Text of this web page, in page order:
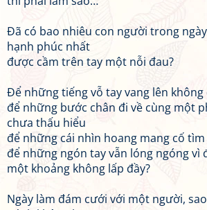
Đã có bao nhiêu con người trong ngày
hạnh phúc nhất
được cầm trên tay một nỗi đau?
Để những tiếng vỗ tay vang lên không
để những bước chân đi về cùng một
chưa thấu hiểu
để những cái nhìn hoang mang cố
để những ngón tay vẫn lóng ngóng vì
một khoảng không lấp đầy?
Ngày làm đám cưới với một người,